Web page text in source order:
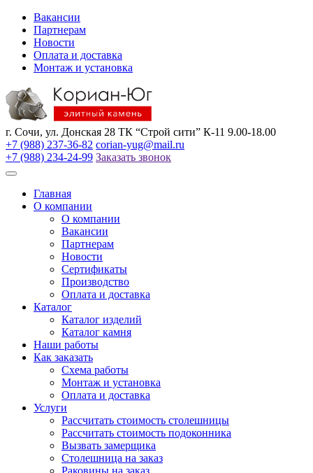
Вакансии
Партнерам
Новости
Оплата и доставка
Монтаж и установка
г. Сочи, ул. Донская 28 ТК “Строй сити” К-11 9.00-18.00
+7 (988) 237-36-82 corian-yug@mail.ru
+7 (988) 234-24-99 Заказать звонок
Главная
О компании
О компании
Вакансии
Партнерам
Новости
Сертификаты
Производство
Оплата и доставка
Каталог
Каталог изделий
Каталог камня
Наши работы
Как заказать
Схема работы
Монтаж и установка
Оплата и доставка
Услуги
Рассчитать стоимость столешницы
Рассчитать стоимость подоконника
Вызвать замерщика
Столешница на заказ
Раковины на заказ